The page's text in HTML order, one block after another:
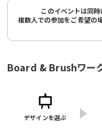
このイベントは同
複数人での参加をご希望の
Board & Brushワー
デザインを選ぶ